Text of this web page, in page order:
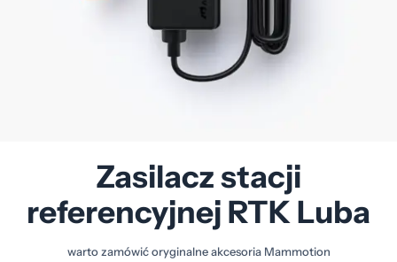
Zasilacz stacji
referencyjnej RTK Luba
warto zamówić oryginalne akcesoria Mammotion